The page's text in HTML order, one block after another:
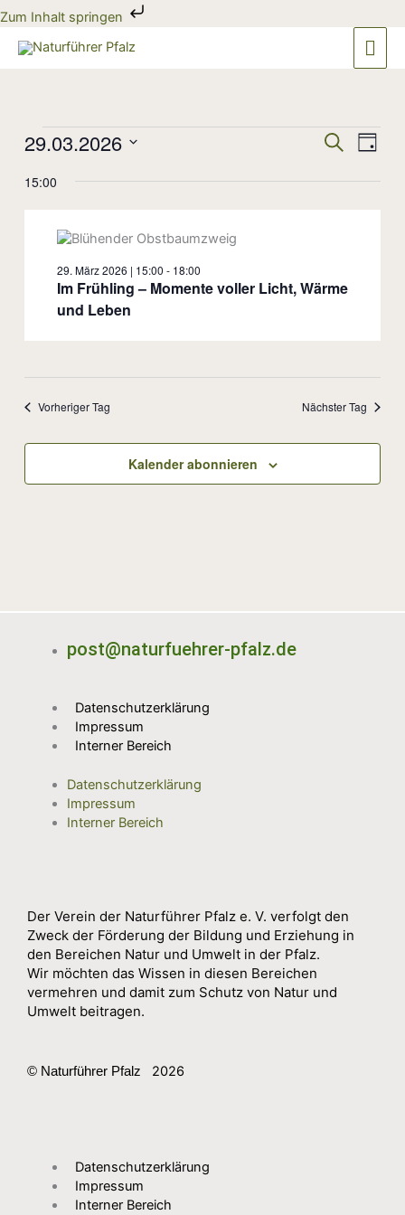
Zum Inhalt springen
Zum
Inhalt
springen
Veranstaltungen
für
März
Suche
SucheTag
29.03.2026
wählen.
15:00
Im Frühling – Momente voller Licht, Wärme
und Leben
29. März 2026 | 15:00 - 18:00
Vorheriger Tag Nächster Tag
Kalender abonnieren
post@naturfuehrer-pfalz.de
Datenschutzerklärung
Impressum
Interner Bereich
Datenschutzerklärung
Impressum
Interner Bereich
Der Verein der Naturführer Pfalz e. V. verfolgt den
Zweck der Förderung der Bildung und Erziehung in
den Bereichen Natur und Umwelt in der Pfalz.
Wir möchten das Wissen in diesen Bereichen
vermehren und damit zum Schutz von Natur und
Umwelt beitragen.
© Naturführer Pfalz 2026
Datenschutzerklärung
Impressum
Interner Bereich